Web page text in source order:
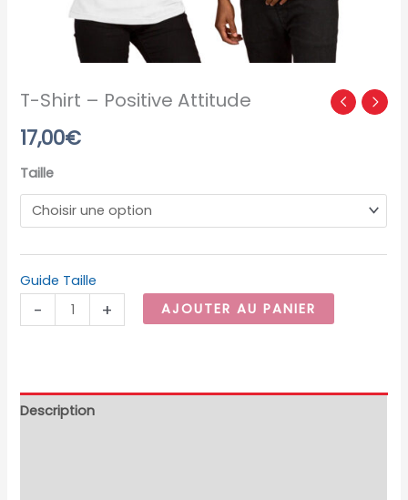
T-Shirt – Positive Attitude
17,00€
Taille
Guide Taille
- + AJOUTER AU PANIER
Description